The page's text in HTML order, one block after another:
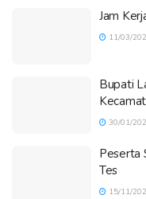
Jam
11/03/
Bupati
30/01/
Peserta
Tes
15/11/